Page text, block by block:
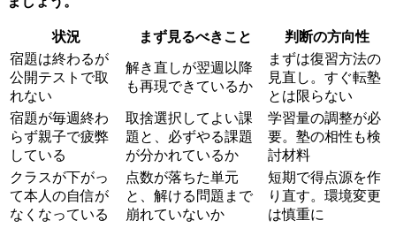
状況 まず見るべきこと
判断の方向性
宿題は終わるが
公開テストで取
れない
解き直しが翌週以降
も再現できているか
まずは復習方法の
見直し。すぐ転塾
とは限らない
宿題が毎週終わ
らず親子で疲弊
している
取捨選択してよい課
題と、必ずやる課題
が分かれているか
学習量の調整が必
要。塾の相性も検
討材料
クラスが下がっ
て本人の自信が
なくなっている
点数が落ちた単元
と、解ける問題まで
崩れていないか
短期で得点源を作
り直す。環境変更
は慎重に